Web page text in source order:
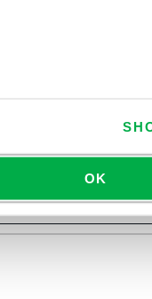
OK
NS COOL SUIT